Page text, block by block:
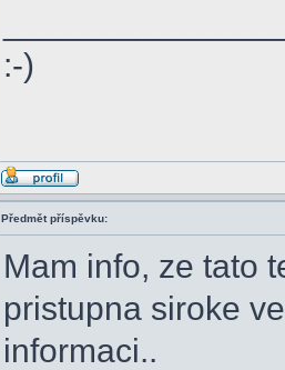
:-)
Předmět příspěvku:
Mam info, ze tato
pristupna siroke
informaci..